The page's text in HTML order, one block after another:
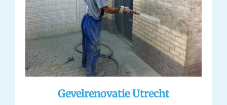
Gevelrenovatie Utrecht